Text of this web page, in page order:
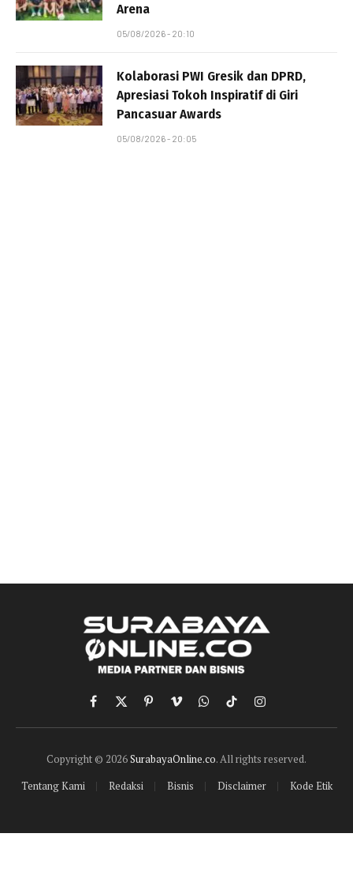
Arena
05/08/2026 - 20:10
Kolaborasi PWI Gresik dan DPRD,
Apresiasi Tokoh Inspiratif di Giri
Pancasuar Awards
05/08/2026 - 20:05
Facebook
X
(Twitter)
PinterestVimeoWhatsApp
TikTokInstagram
Copyright © 2026SurabayaOnline.co. All rights reserved.
Tentang Kami
Redaksi Bisnis Disclaimer Kode Etik